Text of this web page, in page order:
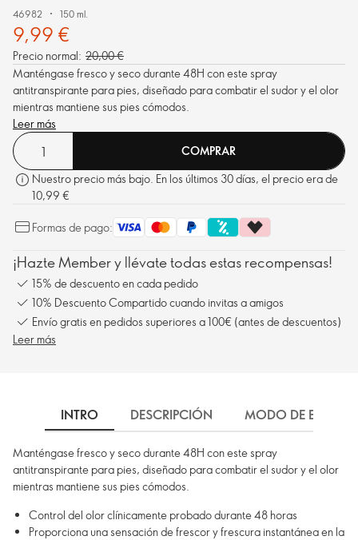
46982 150 ml.
9,99 €
Precio normal: 20,00 €
Manténgase fresco y seco durante 48H con este spray
antitranspirante para pies, diseñado para combatir el sudor y el olor
mientras mantiene sus pies cómodos.
Leer más
COMPRAR
Nuestro precio más bajo. En los últimos 30 días, el precio era de
10,99 €
Formas de pago:
¡Hazte Member y llévate todas estas recompensas!
15% de descuento en cada pedido
10% Descuento Compartido cuando invitas a amigos
Envío gratis en pedidos superiores a 100€ (antes de descuentos)
Leer más
INTRO DESCRIPCIÓN MODO DE EMPLEO
Manténgase fresco y seco durante 48H con este spray
antitranspirante para pies, diseñado para combatir el sudor y el olor
mientras mantiene sus pies cómodos.
Control del olor clínicamente probado durante 48 horas
Proporciona una sensación de frescor y frescura instantánea en la